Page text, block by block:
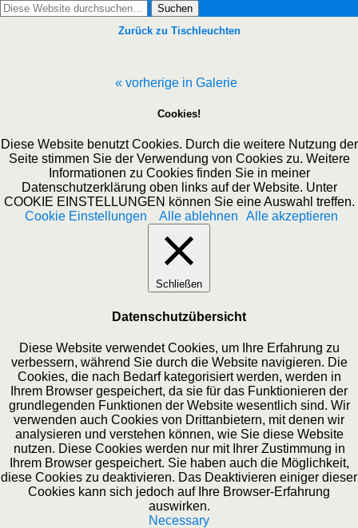
Zurück zu Tischleuchten
« vorherige in Galerie
Cookies!
Diese Website benutzt Cookies. Durch die weitere Nutzung der
Seite stimmen Sie der Verwendung von Cookies zu. Weitere
Informationen zu Cookies finden Sie in meiner
Datenschutzerklärung oben links auf der Website. Unter
COOKIE EINSTELLUNGEN können Sie eine Auswahl treffen.
Cookie Einstellungen
Alle ablehnen Alle akzeptieren
Schließen
Datenschutzübersicht
Diese Website verwendet Cookies, um Ihre Erfahrung zu
verbessern, während Sie durch die Website navigieren. Die
Cookies, die nach Bedarf kategorisiert werden, werden in
Ihrem Browser gespeichert, da sie für das Funktionieren der
grundlegenden Funktionen der Website wesentlich sind. Wir
verwenden auch Cookies von Drittanbietern, mit denen wir
analysieren und verstehen können, wie Sie diese Website
nutzen. Diese Cookies werden nur mit Ihrer Zustimmung in
Ihrem Browser gespeichert. Sie haben auch die Möglichkeit,
diese Cookies zu deaktivieren. Das Deaktivieren einiger dieser
Cookies kann sich jedoch auf Ihre Browser-Erfahrung
auswirken.
Necessary